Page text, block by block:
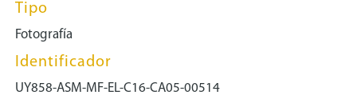
Tipo
Fotografía
Identificador
UY858-ASM-MF-EL-C16-CA05-00514